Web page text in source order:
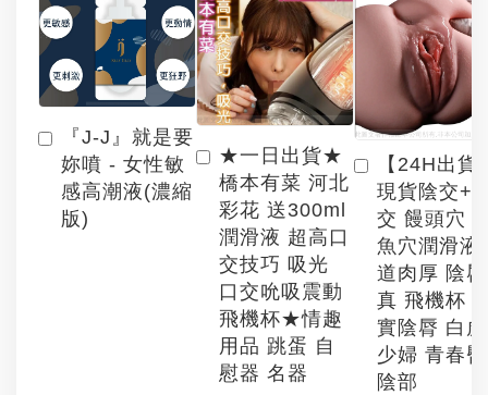
『J-J』就是要
妳噴 - 女性敏
感高潮液(濃縮
版)
★一日出貨★
橋本有菜 河北
彩花 送300ml
潤滑液 超高口
交技巧 吸光
口交吮吸震動
飛機杯★情趣
用品 跳蛋 自
慰器 名器
【24H出貨
現貨陰交+
交 饅頭穴
魚穴潤滑液
道肉厚 陰
真 飛機杯
實陰脣 白
少婦 青春臀
陰部